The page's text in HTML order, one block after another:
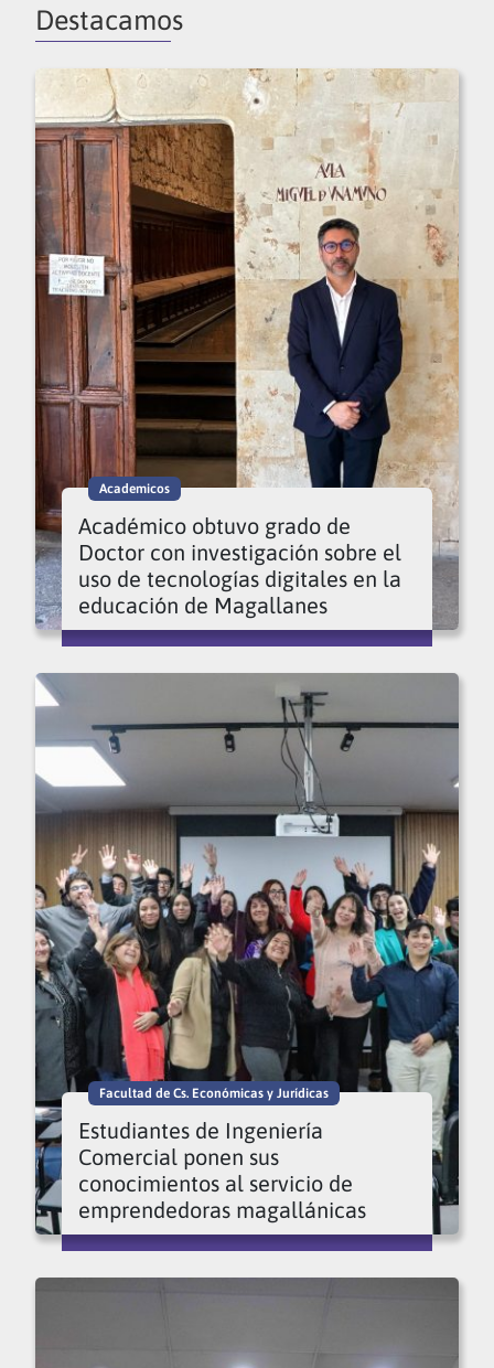
Destacamos
Academicos
Académico obtuvo grado de
Doctor con investigación sobre el
uso de tecnologías digitales en la
educación de Magallanes
Facultad de Cs. Económicas y Jurídicas
Estudiantes de Ingeniería
Comercial ponen sus
conocimientos al servicio de
emprendedoras magallánicas